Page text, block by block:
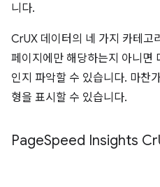
니다.
CrUX 데이터의 네 가지 카테고
페이지에만 해당하는지 아니면
인지 파악할 수 있습니다. 마찬
형을 표시할 수 있습니다.
PageSpeed Insights Cr